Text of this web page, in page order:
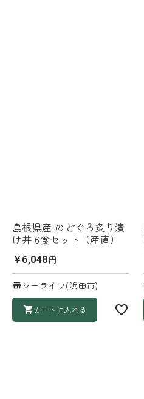
島根県産 のどぐろ炙り漬
け丼 6食セット（産直）
￥6,048円
シーライフ(浜田市)
カートに入れる